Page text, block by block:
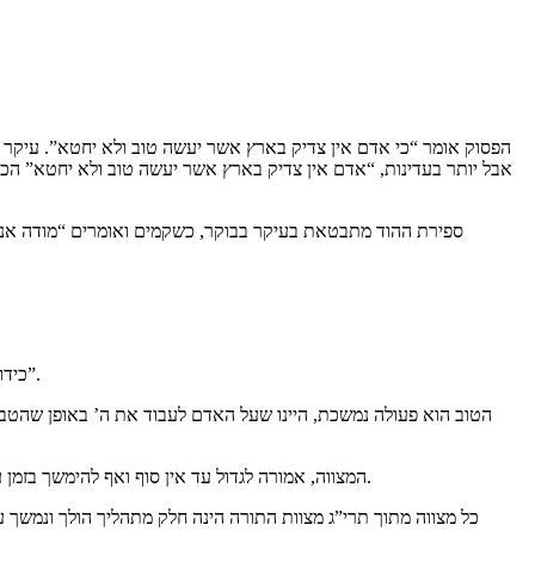
הפסוק אומר “כי אדם אין צדיק בארץ אשר יעשה טוב ולא יחטא”.
אבל יותר בעדינות, “אדם אין צדיק בארץ אשר יעשה טוב ולא יחטא”
ספירת ההוד מתבטאת בעיקר בבוקר, כשקמים ואומרים “מודה אני
כידוע, ישנה בטבע תכונה של אנרציה (=כוח הממשיך) הן ביחס לטוב והן ביחס לרע, על דרך הכתוב ב”פרקי אבות” “מצווה גוררת מצווה ועברה גוררת עברה”.
הטוב הוא פעולה נמשכת, היינו שעל האדם לעבוד את ה’ באופן
המצווה, אמורה לגדול עד אין סוף ואף להימשך בזמן עד אין סוף, ולעולם לא להיגמר. אין לחשוב ש’אם הנחתי הבוקר תפילין אז יש לי כבר מצווה שנגמרה’. מי שחושב כך חוטא למטרה שלשמה ניתנו המצוות.
כל מצווה מתוך תרי”ג מצוות התורה הינה חלק מתהליך הולך ונמשך